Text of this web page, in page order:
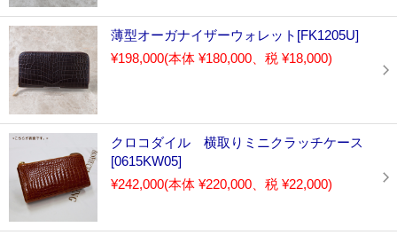
薄型オーガナイザーウォレット[FK1205U]
¥198,000(本体 ¥180,000、税 ¥18,000)
クロコダイル 横取りミニクラッチケース
[0615KW05]
¥242,000(本体 ¥220,000、税 ¥22,000)